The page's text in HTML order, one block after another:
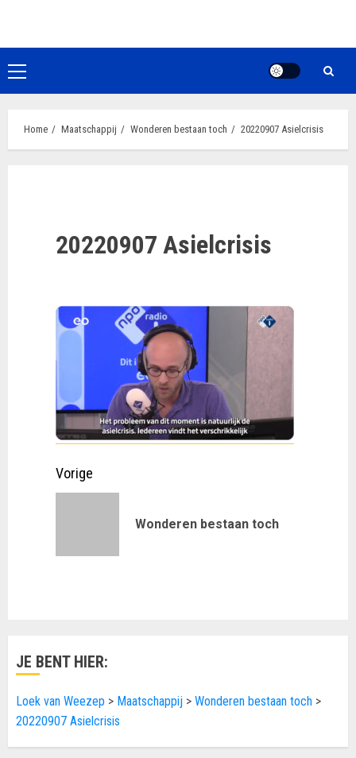
de
inhoudPrimair
menu
Home Maatschappij Wonderen bestaan toch 20220907 Asielcrisis
20220907 Asielcrisis
Doorgaan
Vorige
Wonderen bestaan toch
JE BENT HIER:
Loek van Weezep > Maatschappij > Wonderen bestaan toch >
20220907 Asielcrisis